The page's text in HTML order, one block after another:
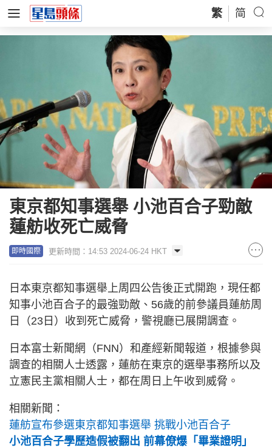
繁 简
東京都知事選舉 小池百合子勁敵
蓮舫收死亡威脅
即時國際 更新時間：14:53 2024-06-24 HKT
日本東京都知事選舉上周四公告後正式開跑，現任都
知事小池百合子的最強勁敵、56歲的前參議員蓮舫周
日（23日）收到死亡威脅，警視廳已展開調查。
日本富士新聞網（FNN）和產經新聞報道，根據參與
調查的相關人士透露，蓮舫在東京的選舉事務所以及
立憲民主黨相關人士，都在周日上午收到威脅。
相關新聞：
蓮舫宣布參選東京都知事選舉 挑戰小池百合子
小池百合子學歷造假被翻出 前幕僚爆「畢業證明」